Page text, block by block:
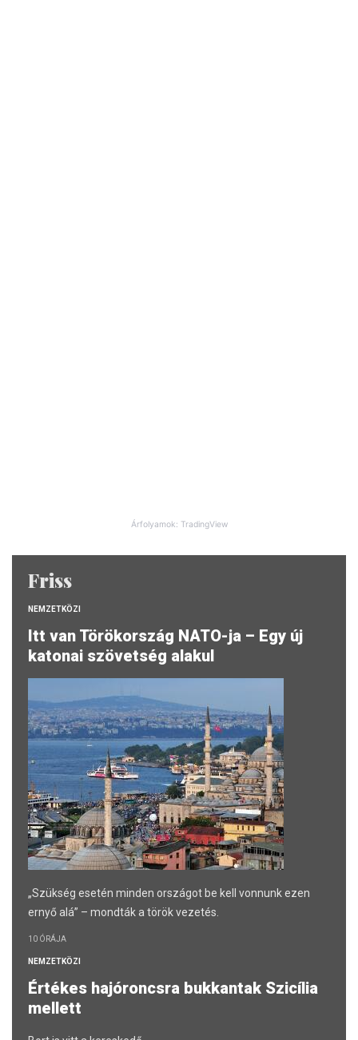
Árfolyamok: TradingView
Friss
NEMZETKÖZI
Itt van Törökország NATO-ja – Egy új
katonai szövetség alakul
„Szükség esetén minden országot be kell vonnunk ezen
ernyő alá” – mondták a török vezetés.
10 ÓRÁJA
NEMZETKÖZI
Értékes hajóroncsra bukkantak Szicília
mellett